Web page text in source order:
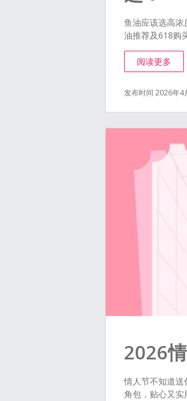
鱼油应该选高
油推荐及618购
阅读更多
发布时间 2026年4
2026
情人节不知道
角包，贴心又实